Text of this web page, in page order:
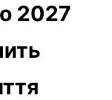
2027